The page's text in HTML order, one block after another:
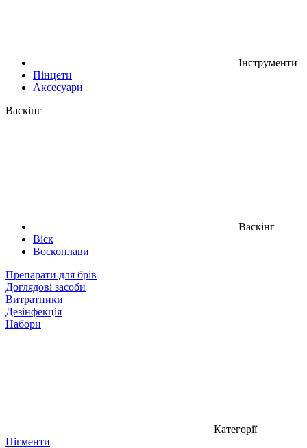
Інструменти
Пінцети
Аксесуари
Васкінг
Васкінг
Віск
Воскоплави
Препарати для брів
Доглядові засоби
Витратники
Дезінфекція
Набори
Категорії
Пігменти